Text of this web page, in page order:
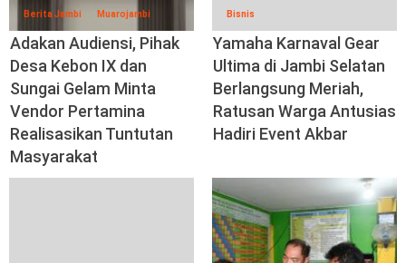
Berita Jambi Muarojambi
Adakan Audiensi, Pihak
Desa Kebon IX dan
Sungai Gelam Minta
Vendor Pertamina
Realisasikan Tuntutan
Masyarakat
Bisnis
Yamaha Karnaval Gear
Ultima di Jambi Selatan
Berlangsung Meriah,
Ratusan Warga Antusias
Hadiri Event Akbar